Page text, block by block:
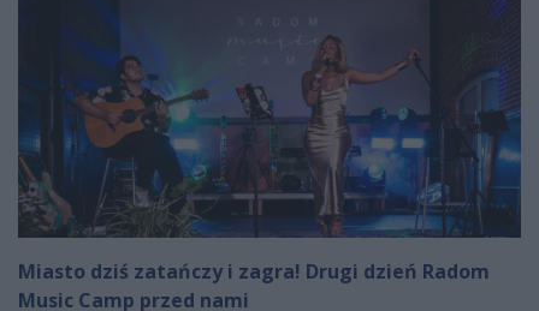
Miasto dziś zatańczy i zagra! Drugi dzień Radom
Music Camp przed nami